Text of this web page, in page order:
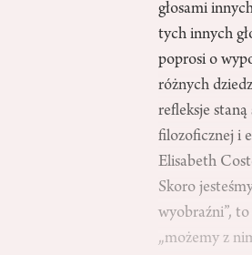
głosami
tych innych
poprosi o
różnych
refleksje
filozoficznej i
Elisabeth
Skoro
wyobraźni”,
„możemy z